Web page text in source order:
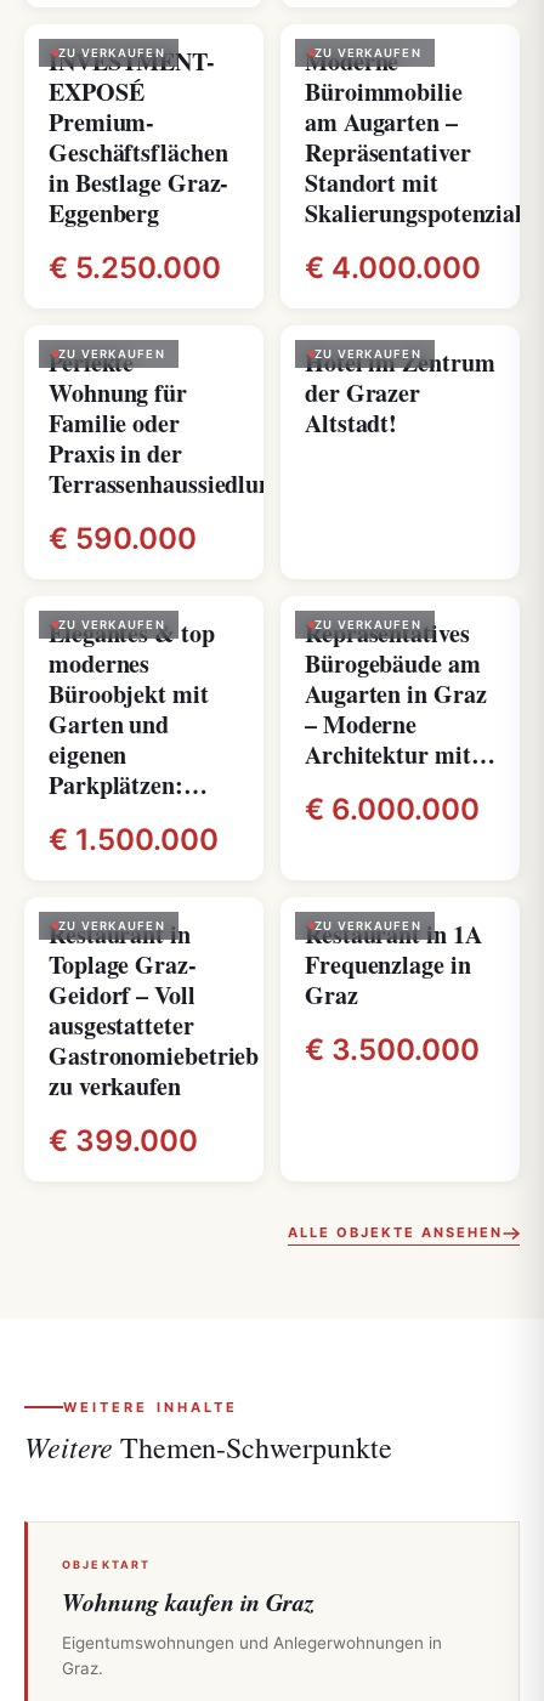
ZU VERKAUFEN
INVESTMENT-
EXPOSÉ
Premium-
Geschäftsflächen
in Bestlage Graz-
Eggenberg
€ 5.250.000
ZU VERKAUFEN
Moderne
Büroimmobilie
am Augarten –
Repräsentativer
Standort mit
Skalierungspotenzial
€ 4.000.000
ZU VERKAUFEN
Perfekte
Wohnung für
Familie oder
Praxis in der
Terrassenhaussiedlung
€ 590.000
ZU VERKAUFEN
Hotel im Zentrum
der Grazer
Altstadt!
ZU VERKAUFEN
Elegantes & top
modernes
Büroobjekt mit
Garten und
eigenen
Parkplätzen:…
€ 1.500.000
ZU VERKAUFEN
Repräsentatives
Bürogebäude am
Augarten in Graz
– Moderne
Architektur mit…
€ 6.000.000
ZU VERKAUFEN
Restaurant in
Toplage Graz-
Geidorf – Voll
ausgestatteter
Gastronomiebetrieb
zu verkaufen
€ 399.000
ZU VERKAUFEN
Restaurant in 1A
Frequenzlage in
Graz
€ 3.500.000
ALLE OBJEKTE ANSEHEN
WEITERE INHALTE
WeitereThemen-Schwerpunkte
OBJEKTART
Wohnung kaufen in Graz
Eigentumswohnungen und Anlegerwohnungen in
Graz.